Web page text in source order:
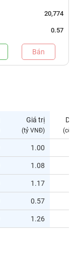
20,774
0.57
Bán
Giá trị
(tỷ VNĐ) (cổ
1.00
1.08
1.17
0.57
1.26